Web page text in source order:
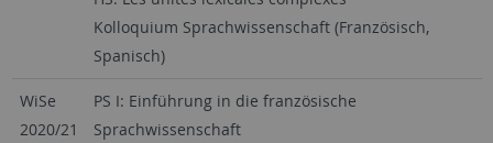
Kolloquium Sprachwissenschaft (Französisch,
Spanisch)
WiSe
2020/21
PS I: Einführung in die französische
Sprachwissenschaft